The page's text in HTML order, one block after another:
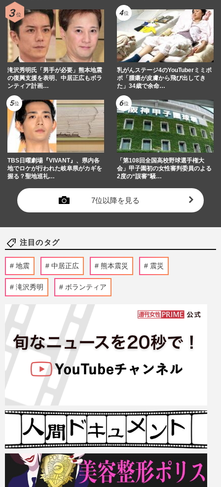
滝沢秀明氏「男手が必要」熊本地震
の復興支援を表明、中居正広もボラ
ンティア計画…
乳がんステージ4のYouTuberミミポ
ポ「腫瘍が皮膚から飛び出してき
た」34歳で余命…
TBS日曜劇場『VIVANT』、県内各
地でロケが行われた岐阜県がカギを
握る？聖地巡礼…
「第108回全国高校野球選手権大
会」甲子園初の女性審判委員のよる
2度の“誤審”騒…
7位以降を見る
注目のタグ
地震 中居正広 熊本震災 震災
滝沢秀明 ボランティア